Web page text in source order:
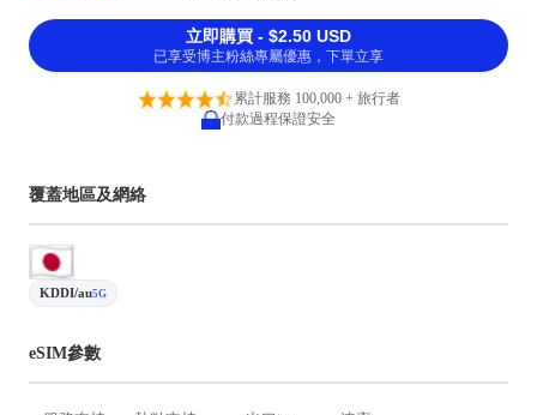
立即購買 - $2.50 USD
已享受博主粉絲專屬優惠，下單立享
累計服務 100,000 + 旅行者
付款過程保證安全
覆蓋地區及網絡
KDDI/au5G
eSIM參數